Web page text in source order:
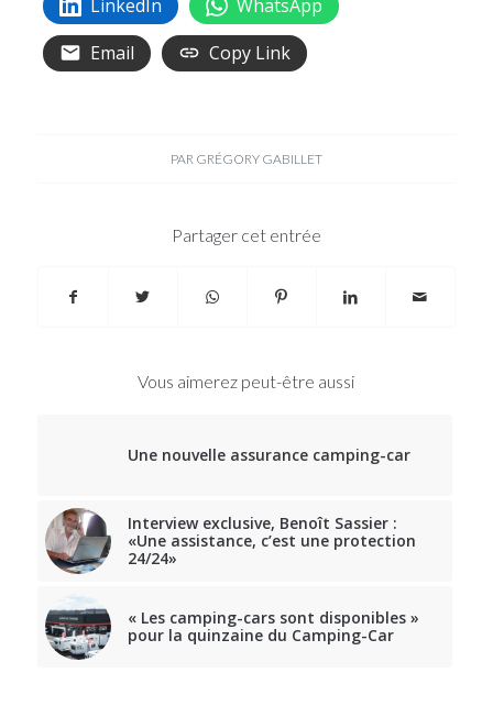
LinkedIn
WhatsApp
Email
Copy Link
PAR GRÉGORY GABILLET
Partager cet entrée
Vous aimerez peut-être aussi
Une nouvelle assurance camping-car
Interview exclusive, Benoît Sassier :
«Une assistance, c’est une protection
24/24»
« Les camping-cars sont disponibles »
pour la quinzaine du Camping-Car